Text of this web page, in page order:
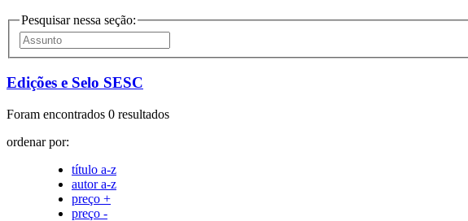
Pesquisar nessa seção:
Edições e Selo SESC
Foram encontrados 0 resultados
ordenar por:
título a-z
autor a-z
preço +
preço -